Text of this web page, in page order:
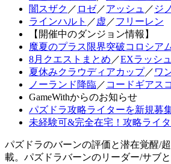
闇スザク ／ ロゼ／アッシュ ／ ジノ
ラインハルト ／ 虚 ／フリーレン
【開催中のダンジョン情報】
魔夏のプラス限界突破コロシア
8月クエストまとめ ／EXラッシュ
夏休みクラウディアカップ／ ワ
ノーランド降臨／ コードギアス
GameWithからのお知らせ
パズドラ攻略ライターを新規募
未経験可&完全在宅！攻略ライタ
パズドラのバーンの評価と潜在覚醒/
載。パズドラバーンのリーダー/サブ